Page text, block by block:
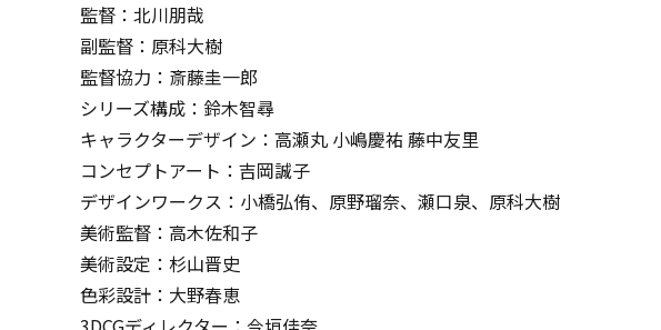
監督：北川朋哉
副監督：原科大樹
監督協力：斎藤圭一郎
シリーズ構成：鈴木智尋
キャラクターデザイン：高瀬丸 小嶋慶祐 藤中友里
コンセプトアート：吉岡誠子
デザインワークス：小橋弘侑、原野瑠奈、瀬口泉、原科大樹
美術監督：高木佐和子
美術設定：杉山晋史
色彩設計：大野春恵